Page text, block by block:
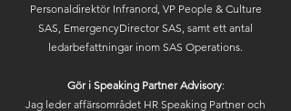
Personaldirektör Infranord, VP People & Culture
SAS, EmergencyDirector SAS, samt ett antal
ledarbefattningar inom SAS Operations.
Gör i Speaking Partner Advisory:
Jag leder affärsområdet HR Speaking Partner och